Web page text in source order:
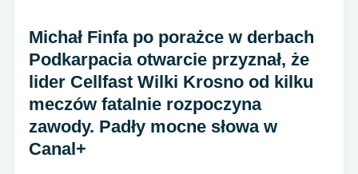
Michał Finfa po porażce w derbach
Podkarpacia otwarcie przyznał, że
lider Cellfast Wilki Krosno od kilku
meczów fatalnie rozpoczyna
zawody. Padły mocne słowa w
Canal+